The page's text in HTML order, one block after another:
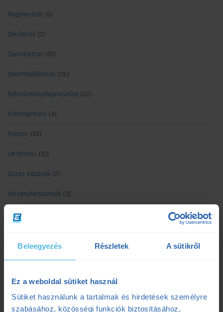
Beleegyezés Részletek A sütikről
Ez a weboldal sütiket használ
Sütiket használunk a tartalmak és hirdetések személyre
szabásához, közösségi funkciók biztosításához,
Regeneráció (5)
Sérülések (2)
Sportélettan (37)
Sporttáplálkozás (26)
Teljesítménydiagnosztika (22)
TrainingPeaks (4)
Triatlon (33)
Ultrafutás (10)
Úszás edzések (2)
Versenybeszámoló (3)
kívül hagynak
2025.07.08.
Szenvedés vagy siker? Egy adat elárulja a maratonod kimenetelét